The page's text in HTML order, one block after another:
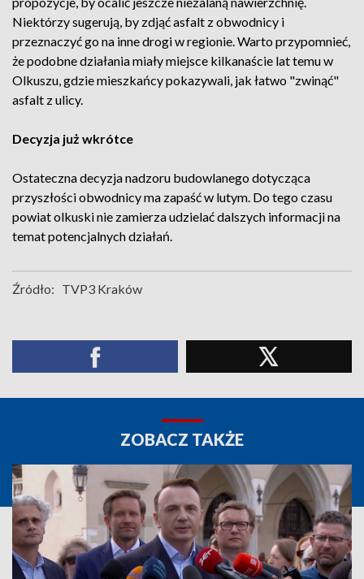
Niektórzy sugerują, by zdjąć asfalt z obwodnicy i
przeznaczyć go na inne drogi w regionie. Warto przypomnieć,
że podobne działania miały miejsce kilkanaście lat temu w
Olkuszu, gdzie mieszkańcy pokazywali, jak łatwo "zwinąć"
asfalt z ulicy.
Decyzja już wkrótce
Ostateczna decyzja nadzoru budowlanego dotycząca
przyszłości obwodnicy ma zapaść w lutym. Do tego czasu
powiat olkuski nie zamierza udzielać dalszych informacji na
temat potencjalnych działań.
Źródło: TVP3 Kraków
ZOBACZ TAKŻE